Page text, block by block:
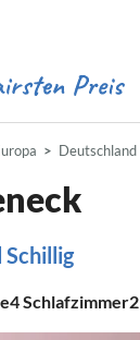
Deutschland
4Schlafzimmer2